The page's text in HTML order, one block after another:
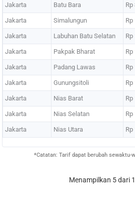
Jakarta Batu Bara Rp
Jakarta Simalungun Rp
Jakarta Labuhan Batu Selatan Rp
Jakarta Pakpak Bharat Rp
Jakarta Padang Lawas Rp
Jakarta Gunungsitoli Rp
Jakarta Nias Barat Rp
Jakarta Nias Selatan Rp
Jakarta Nias Utara Rp
*Catatan: Tarif dapat berubah sewaktu-
Menampilkan 5 dari